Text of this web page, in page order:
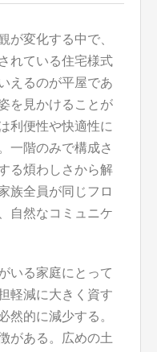
が変化する中で、
れている住宅様式
えるのが平屋であ
を見かけることが
利便性や快適性に
一階のみで構成さ
る煩わしさから解
族全員が同じフロ
自然なコミュニケ
いる家庭にとって
軽減に大きく資す
然的に減少する。
がある。広めの土